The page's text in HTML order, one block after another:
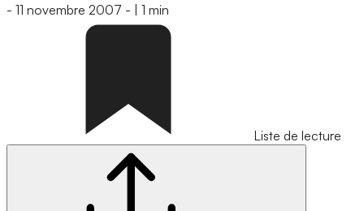
- 11 novembre 2007 - 1 min
Liste de lecture